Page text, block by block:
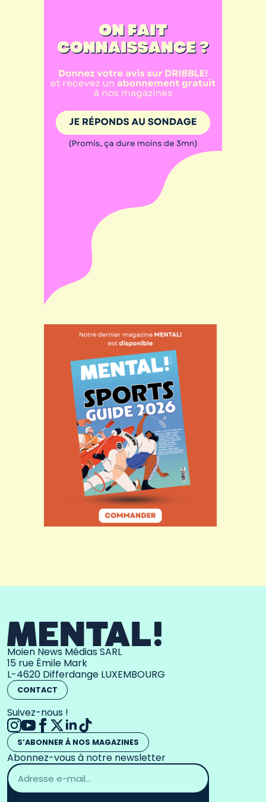
Moien News Médias SARL
15 rue Émile Mark
L-4620 Differdange LUXEMBOURG
CONTACT
Suivez-nous !
S’ABONNER À NOS MAGAZINES
Abonnez-vous à notre newsletter
Adresse
email
*